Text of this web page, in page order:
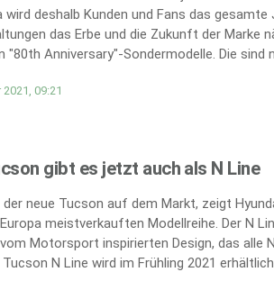
wird deshalb Kunden und Fans das
das Erbe und die Zukunft der Marke
"80th Anniversary"-Sondermodelle. Die sind
09:21
gibt es jetzt auch als N Line
neue Tucson auf dem Markt, zeigt
meistverkauften Modellreihe. Der N
Motorsport inspirierten Design, das alle
Tucson N Line wird im Frühling 2021